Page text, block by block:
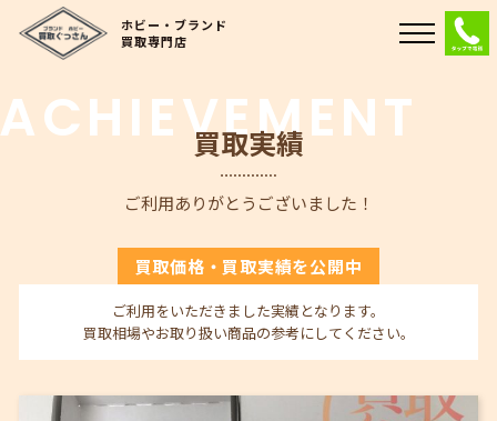
TOP
お客様の声
買取の流れ
ホビー・ブランド
買取専門店
ACHIEVEMENT
買取実績
ご利用ありがとうございました！
買取価格・買取実績を公開中
ご利用をいただきました実績となります。
買取相場やお取り扱い商品の参考にしてください。